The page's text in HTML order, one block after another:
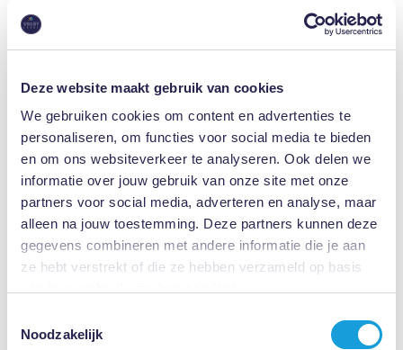
Deze website maakt gebruik van cookies
We gebruiken cookies om content en advertenties te
personaliseren, om functies voor social media te bieden
en om ons websiteverkeer te analyseren. Ook delen we
informatie over jouw gebruik van onze site met onze
partners voor social media, adverteren en analyse, maar
alleen na jouw toestemming. Deze partners kunnen deze
gegevens combineren met andere informatie die je aan
ze hebt verstrekt of die ze hebben verzameld op basis
Noodzakelijk
NLP Masterclass
professionele ontwikkeling. In deze meeslepende Masterclass
maak je kennis met de 8-daagse NLP-Opleiding.
Bekijk dit aanbod
Persoonlijke hulp van gedreven Vakexperts